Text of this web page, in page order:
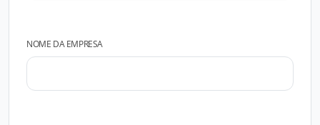
NOME DA EMPRESA